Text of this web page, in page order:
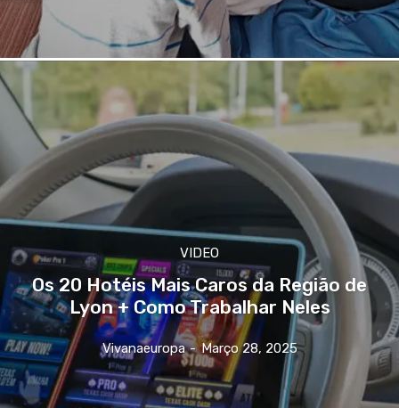
VIDEO
Os 20 Hotéis Mais Caros da Região de
Lyon + Como Trabalhar Neles
Vivanaeuropa - Março 28, 2025